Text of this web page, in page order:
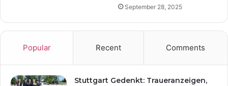
September 28, 2025
Popular Recent Comments
Stuttgart Gedenkt: Traueranzeigen,